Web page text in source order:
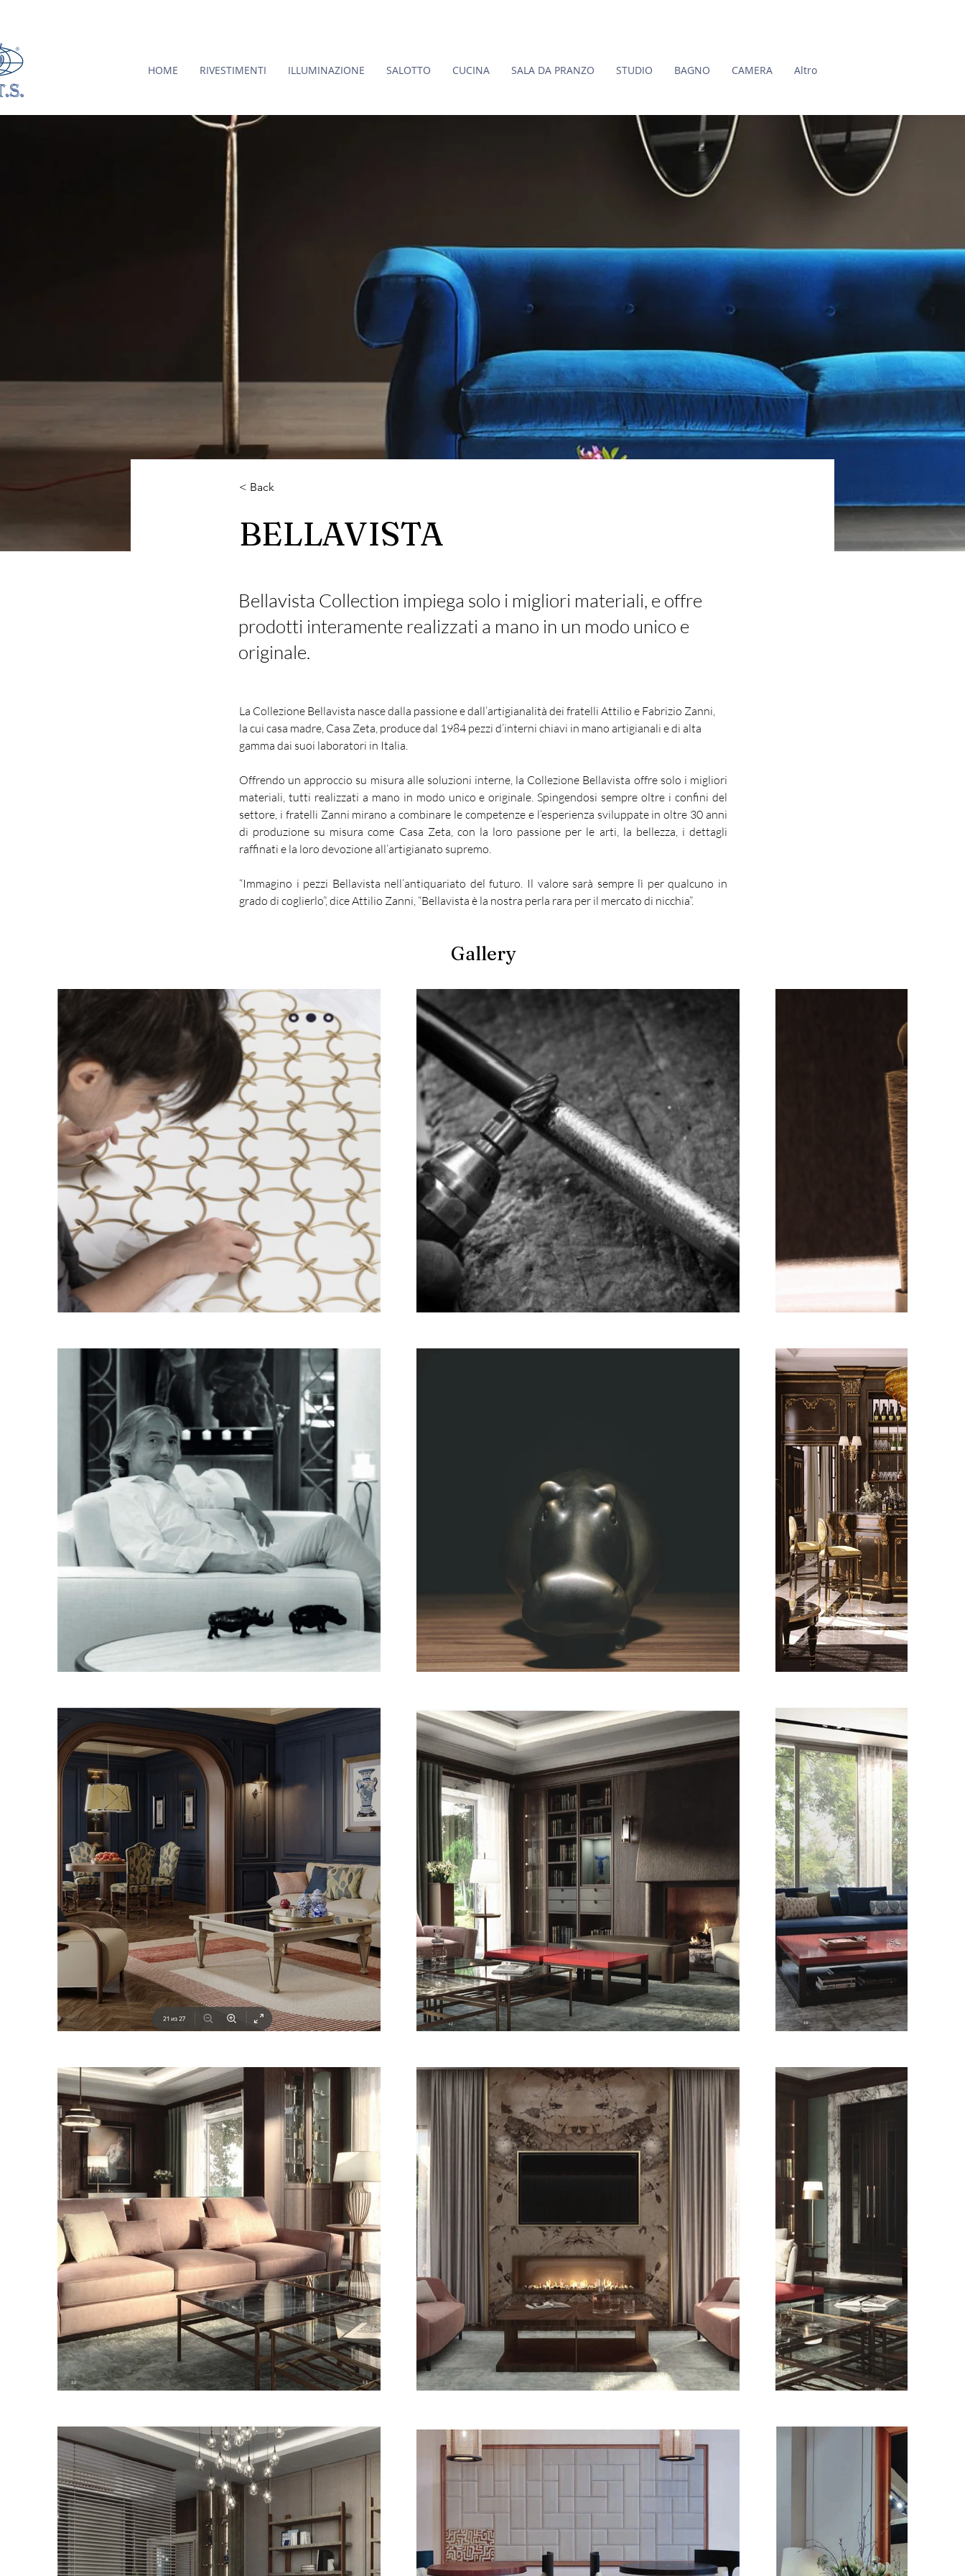
HOME RIVESTIMENTI ILLUMINAZIONE SALOTTO CUCINA SALA DA PRANZO STUDIO BAGNO CAMERA Altro
< Back
BELLAVISTA
Bellavista Collection impiega solo i migliori materiali, e offre
prodotti interamente realizzati a mano in un modo unico e
originale.
La Collezione Bellavista nasce dalla passione e dall’artigianalità dei fratelli Attilio e Fabrizio Zanni,
la cui casa madre, Casa Zeta, produce dal 1984 pezzi d’interni chiavi in mano artigianali e di alta
gamma dai suoi laboratori in Italia.
Offrendo un approccio su misura alle soluzioni interne, la Collezione Bellavista offre solo i migliori
materiali, tutti realizzati a mano in modo unico e originale. Spingendosi sempre oltre i confini del
settore, i fratelli Zanni mirano a combinare le competenze e l’esperienza sviluppate in oltre 30 anni
di produzione su misura come Casa Zeta, con la loro passione per le arti, la bellezza, i dettagli
raffinati e la loro devozione all’artigianato supremo.
“Immagino i pezzi Bellavista nell’antiquariato del futuro. Il valore sarà sempre lì per qualcuno in
grado di coglierlo”, dice Attilio Zanni, “Bellavista è la nostra perla rara per il mercato di nicchia”.
Gallery